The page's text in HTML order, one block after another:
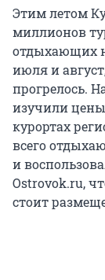
Этим летом
миллионов
отдыхающих
июля и
прогрелось.
изучили
курортах
всего
и
Ostrovok.ru,
стоит